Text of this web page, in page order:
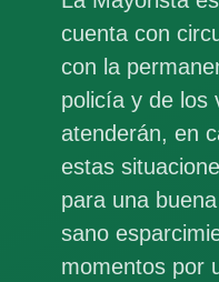
cuenta con
con la
policía y de los
atenderán, en
estas
para una
sano
momentos por